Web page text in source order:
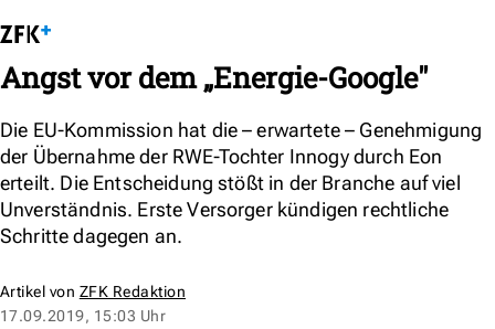
Angst vor dem „Energie-Google"
Die EU-Kommission hat die – erwartete – Genehmigung
der Übernahme der RWE-Tochter Innogy durch Eon
erteilt. Die Entscheidung stößt in der Branche auf viel
Unverständnis. Erste Versorger kündigen rechtliche
Schritte dagegen an.
Artikel von ZFK Redaktion
17.09.2019, 15:03 Uhr